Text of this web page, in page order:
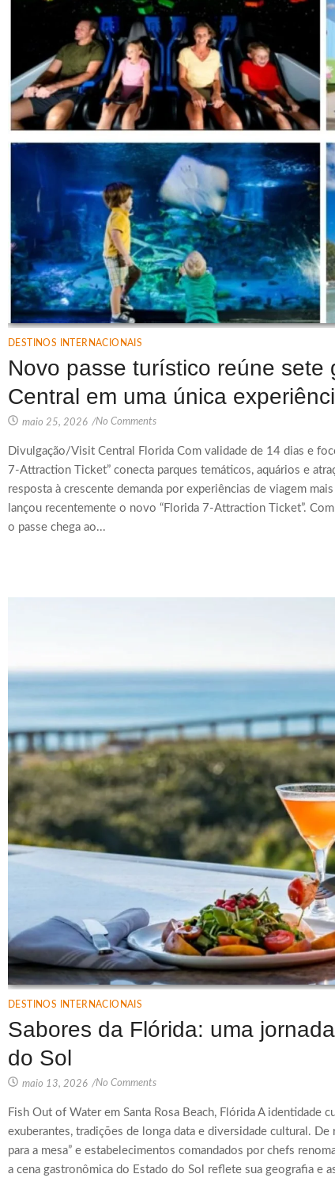
DESTINOS INTERNACIONAIS
Novo passe turístico reúne
Central em uma única
maio 25, 2026 /No Comments
Divulgação/Visit Central Florida Com validade de 14 dias e
7-Attraction Ticket” conecta parques temáticos, aquários e
resposta à crescente demanda por experiências de viagem
lançou recentemente o novo “Florida 7-Attraction Ticket”.
o passe chega ao...
DESTINOS INTERNACIONAIS
Sabores da Flórida: uma
do Sol
maio 13, 2026 /No Comments
Fish Out of Water em Santa Rosa Beach, Flórida A identidade
exuberantes, tradições de longa data e diversidade cultural.
para a mesa” e estabelecimentos comandados por chefs
a cena gastronômica do Estado do Sol reflete sua geografia e